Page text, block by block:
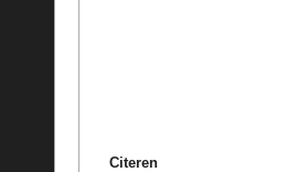
Citeren